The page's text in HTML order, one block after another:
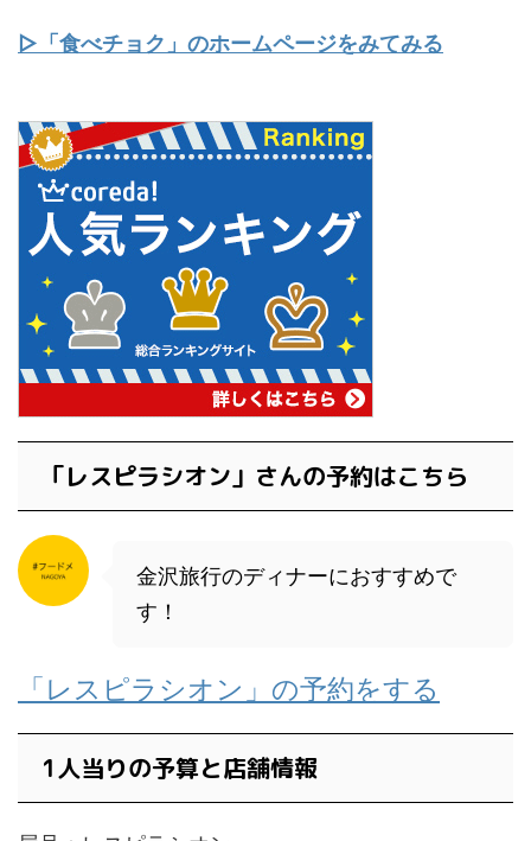
▷「食べチョク」のホームページをみてみる
「レスピラシオン」さんの予約はこちら
金沢旅行のディナーにおすすめで
す！
「レスピラシオン」の予約をする
1人当りの予算と店舗情報